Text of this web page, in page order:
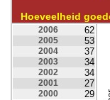
Hoeveelheid
2006 62
2005 53
2004 37
2003 34
2002 34
2001 27
2000 29